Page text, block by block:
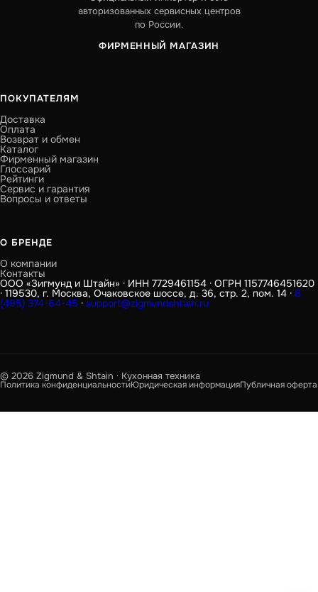
авторизованных сервисных центров
по России.
ФИРМЕННЫЙ МАГАЗИН
ПОКУПАТЕЛЯМ
Доставка
Оплата
Возврат и обмен
Каталог
Фирменный магазин
Глоссарий
Рейтинги
Сервис и гарантия
Вопросы и ответы
О БРЕНДЕ
О компании
Контакты
ООО «Зигмунд и Штайн» · ИНН 7729461154 · ОГРН 1157746451620
· 119530, г. Москва, Очаковское шоссе, д. 36, стр. 2, пом. 14 · 8
(495) 374-64-45 · support@zigmundshtain.ru
© 2026 Zigmund & Shtain · Кухонная техника
Политика конфиденциальностиЮридическая информацияПубличная оферта